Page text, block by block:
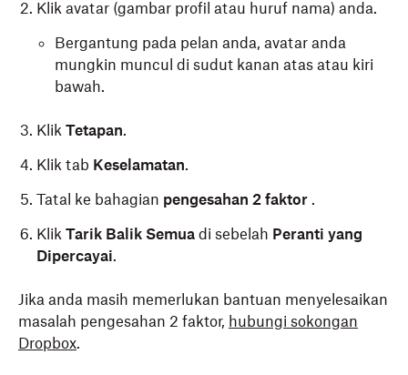
Klik avatar (gambar profil atau huruf nama) anda.
Bergantung pada pelan anda, avatar anda
mungkin muncul di sudut kanan atas atau kiri
bawah.
Klik Tetapan.
Klik tab Keselamatan.
Tatal ke bahagian pengesahan 2 faktor .
Klik Tarik Balik Semua di sebelah Peranti yang
Dipercayai.
Jika anda masih memerlukan bantuan menyelesaikan
masalah pengesahan 2 faktor, hubungi sokongan
Dropbox.